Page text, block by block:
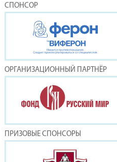
СПОНСОР
ОРГАНИЗАЦИОННЫЙ ПАРТНЁР
ПРИЗОВЫЕ СПОНСОРЫ